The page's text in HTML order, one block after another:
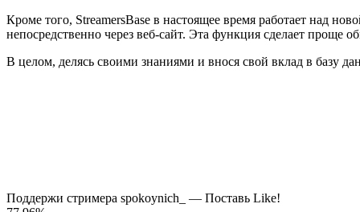
Кроме того, StreamersBase в настоящее время работает над
непосредственно через веб-сайт. Эта функция сделает проще
В целом, делясь своими знаниями и внося свой вклад в базу
Поддержи стримера spokoynich_ — Поставь Like!